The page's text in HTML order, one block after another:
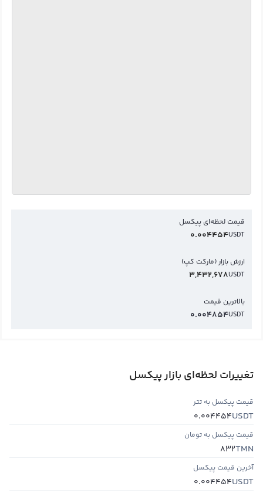
قیمت لحظه‌ای پیکسل
USDT
0.004454
ارزش بازار (مارکت کپ)
USDT
3,432,678
بالاترین قیمت
USDT
0.004854
تغییرات لحظه‌ای بازار پیکسل
قیمت پیکسل به تتر
USDT
0.004454
قیمت پیکسل به تومان
TMN
832
آخرین قیمت پیکسل
USDT
0.004454